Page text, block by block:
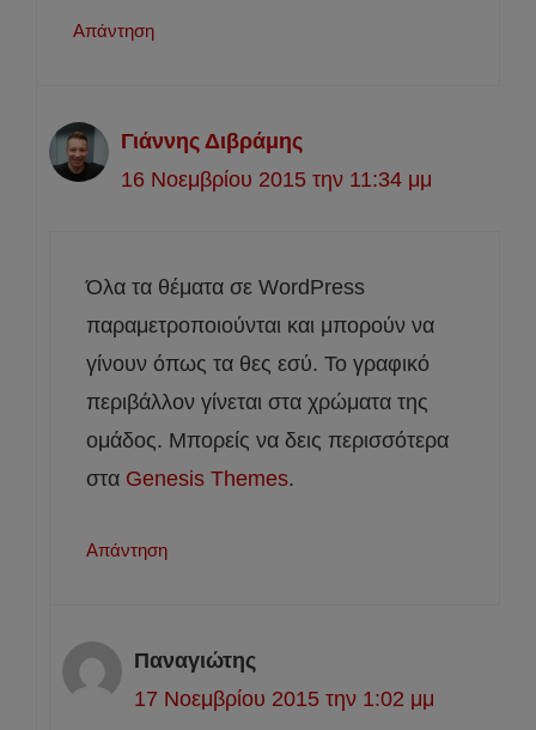
Απάντηση
Γιάννης Διβράμης
16 Νοεμβρίου 2015 την 11:34 μμ
Όλα τα θέματα σε WordPress
παραμετροποιούνται και μπορούν να
γίνουν όπως τα θες εσύ. Το γραφικό
περιβάλλον γίνεται στα χρώματα της
ομάδος. Μπορείς να δεις περισσότερα
στα Genesis Themes.
Απάντηση
Παναγιώτης
17 Νοεμβρίου 2015 την 1:02 μμ